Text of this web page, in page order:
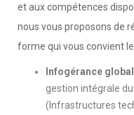
et aux compétences
nous vous proposons de
forme qui vous convient
Infogérance
gestion intégrale
(Infrastructures